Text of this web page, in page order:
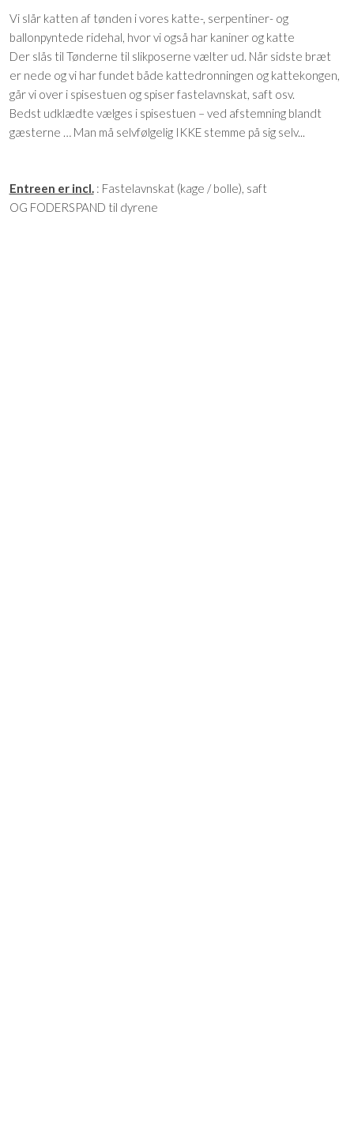
Vi slår katten af tønden i vores katte-, serpentiner- og
ballonpyntede ridehal, hvor vi også har kaniner og katte
Der slås til Tønderne til slikposerne vælter ud. Når sidste bræt
er nede og vi har fundet både kattedronningen og kattekongen,
går vi over i spisestuen og spiser fastelavnskat, saft osv.
Bedst udklædte vælges i spisestuen – ved afstemning blandt
gæsterne … Man må selvfølgelig IKKE stemme på sig selv...
Entreen er incl. : Fastelavnskat (kage / bolle), saft
OG FODERSPAND til dyrene